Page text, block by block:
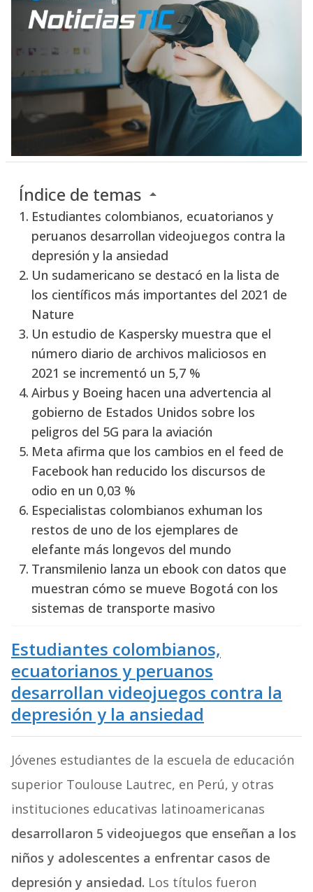
Índice de temas
Estudiantes colombianos, ecuatorianos y
peruanos desarrollan videojuegos contra la
depresión y la ansiedad
Un sudamericano se destacó en la lista de
los científicos más importantes del 2021 de
Nature
Un estudio de Kaspersky muestra que el
número diario de archivos maliciosos en
2021 se incrementó un 5,7 %
Airbus y Boeing hacen una advertencia al
gobierno de Estados Unidos sobre los
peligros del 5G para la aviación
Meta afirma que los cambios en el feed de
Facebook han reducido los discursos de
odio en un 0,03 %
Especialistas colombianos exhuman los
restos de uno de los ejemplares de
elefante más longevos del mundo
Transmilenio lanza un ebook con datos que
muestran cómo se mueve Bogotá con los
sistemas de transporte masivo
Estudiantes colombianos,
ecuatorianos y peruanos
desarrollan videojuegos contra la
depresión y la ansiedad
Jóvenes estudiantes de la escuela de educación
superior Toulouse Lautrec, en Perú, y otras
instituciones educativas latinoamericanas
desarrollaron 5 videojuegos que enseñan a los
niños y adolescentes a enfrentar casos de
depresión y ansiedad. Los títulos fueron